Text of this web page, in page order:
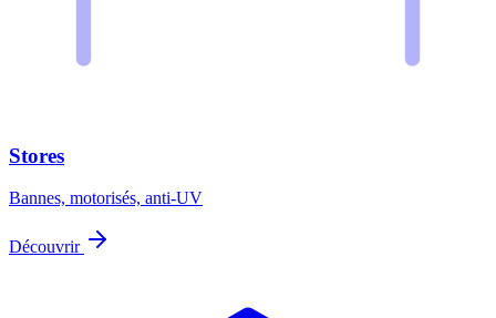
Stores
Bannes, motorisés, anti-UV
Découvrir